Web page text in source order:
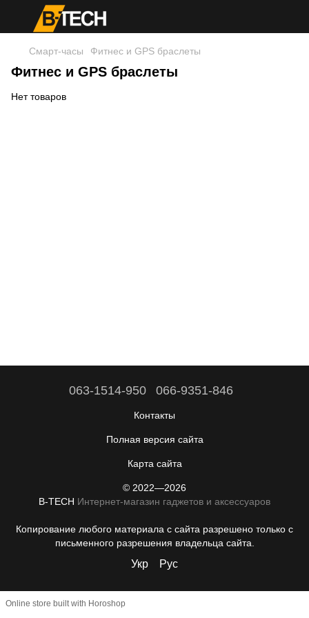
Смарт-часы Фитнес и GPS браслеты
Фитнес и GPS браслеты
Нет товаров
063-1514-950 066-9351-846
Контакты
Полная версия сайта
Карта сайта
© 2022—2026
B-TECH Интернет-магазин гаджетов и аксессуаров
Копирование любого материала с сайта разрешено только с
письменного разрешения владельца сайта.
Укр Рус
Online store built with Horoshop